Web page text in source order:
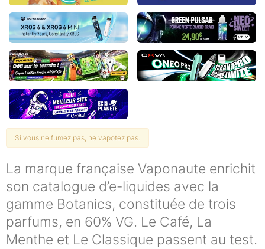
Si vous ne fumez pas, ne vapotez pas.
La marque française Vaponaute enrichit
son catalogue d’e-liquides avec la
gamme Botanics, constituée de trois
parfums, en 60% VG. Le Café, La
Menthe et Le Classique passent au test.